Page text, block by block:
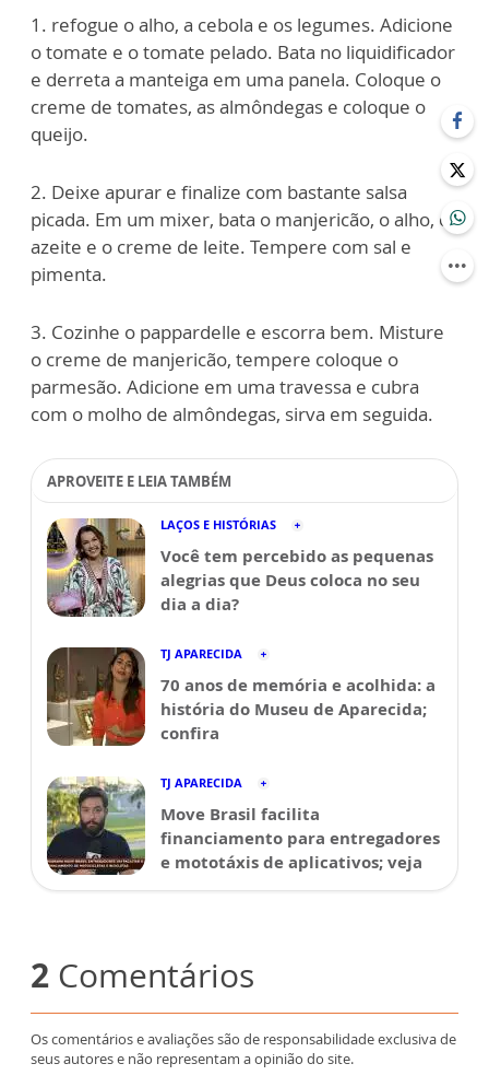
1. refogue o alho, a cebola e os legumes. Adicione
o tomate e o tomate pelado. Bata no liquidificador
e derreta a manteiga em uma panela. Coloque o
creme de tomates, as almôndegas e coloque o
queijo.
2. Deixe apurar e finalize com bastante salsa
picada. Em um mixer, bata o manjericão, o alho, o
azeite e o creme de leite. Tempere com sal e
pimenta.
3. Cozinhe o pappardelle e escorra bem. Misture
o creme de manjericão, tempere coloque o
parmesão. Adicione em uma travessa e cubra
com o molho de almôndegas, sirva em seguida.
APROVEITE E LEIA TAMBÉM
LAÇOS E HISTÓRIAS
Você tem percebido as pequenas
alegrias que Deus coloca no seu
dia a dia?
TJ APARECIDA
70 anos de memória e acolhida: a
história do Museu de Aparecida;
confira
TJ APARECIDA
Move Brasil facilita
financiamento para entregadores
e mototáxis de aplicativos; veja
2 Comentários
Os comentários e avaliações são de responsabilidade exclusiva de
seus autores e não representam a opinião do site.